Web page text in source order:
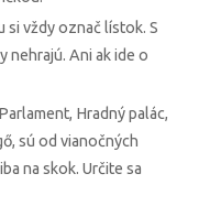
vždy označ lístok. S
nehrajú. Ani ak ide o
Hradný palác,
sú od vianočných
na skok. Určite sa